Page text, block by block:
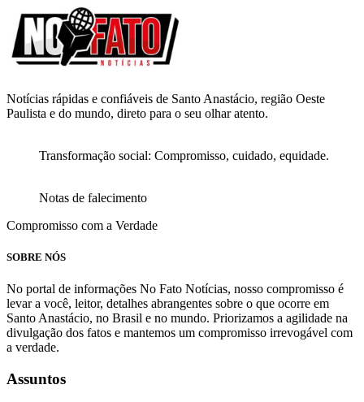
Notícias rápidas e confiáveis de Santo Anastácio, região Oeste
Paulista e do mundo, direto para o seu olhar atento.
Transformação social: Compromisso, cuidado, equidade.
Notas de falecimento
Compromisso com a Verdade
SOBRE NÓS
No portal de informações No Fato Notícias, nosso compromisso é
levar a você, leitor, detalhes abrangentes sobre o que ocorre em
Santo Anastácio, no Brasil e no mundo. Priorizamos a agilidade na
divulgação dos fatos e mantemos um compromisso irrevogável com
a verdade.
Assuntos